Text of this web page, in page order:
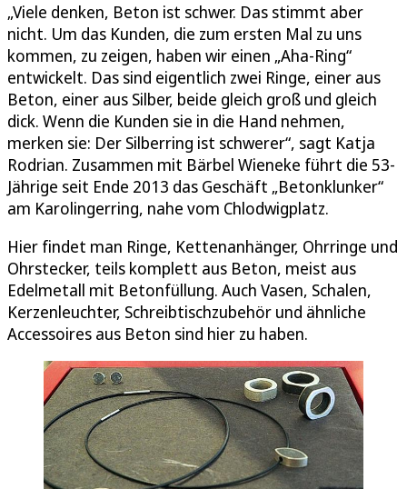
„Viele denken, Beton ist schwer. Das stimmt aber
nicht. Um das Kunden, die zum ersten Mal zu uns
kommen, zu zeigen, haben wir einen „Aha-Ring“
entwickelt. Das sind eigentlich zwei Ringe, einer aus
Beton, einer aus Silber, beide gleich groß und gleich
dick. Wenn die Kunden sie in die Hand nehmen,
merken sie: Der Silberring ist schwerer“, sagt Katja
Rodrian. Zusammen mit Bärbel Wieneke führt die 53-
Jährige seit Ende 2013 das Geschäft „Betonklunker“
am Karolingerring, nahe vom Chlodwigplatz.
Hier findet man Ringe, Kettenanhänger, Ohrringe und
Ohrstecker, teils komplett aus Beton, meist aus
Edelmetall mit Betonfüllung. Auch Vasen, Schalen,
Kerzenleuchter, Schreibtischzubehör und ähnliche
Accessoires aus Beton sind hier zu haben.